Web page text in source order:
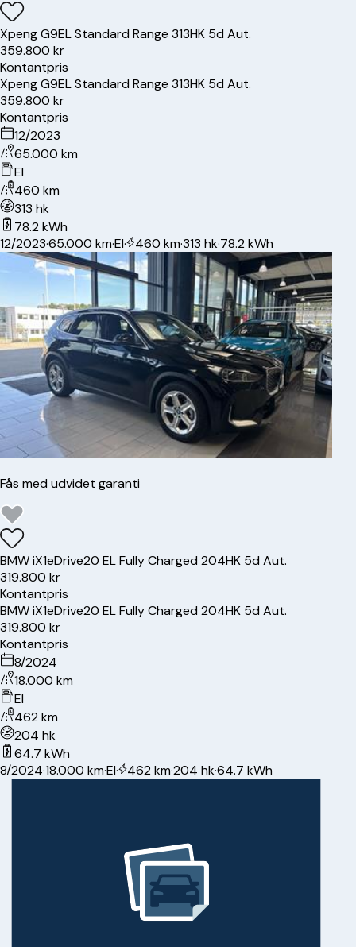
XpengG9EL Standard Range 313HK 5d Aut.
359.800 kr
Kontantpris
XpengG9EL Standard Range 313HK 5d Aut.
359.800 kr
Kontantpris
12/2023
65.000 km
El
460 km
313 hk
78.2 kWh
12/2023·65.000 km·El· 460 km·313 hk·78.2 kWh
Fås med udvidet garanti
BMWiX1eDrive20 EL Fully Charged 204HK 5d Aut.
319.800 kr
Kontantpris
BMWiX1eDrive20 EL Fully Charged 204HK 5d Aut.
319.800 kr
Kontantpris
8/2024
18.000 km
El
462 km
204 hk
64.7 kWh
8/2024·18.000 km·El· 462 km·204 hk·64.7 kWh